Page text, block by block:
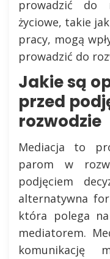
prowadzić do
życiowe, takie
pracy, mogą
prowadzić do
Jakie są
przed
rozwodzie
Mediacja to
parom w
podjęciem
alternatywna
która polega
mediatorem.
komunikację